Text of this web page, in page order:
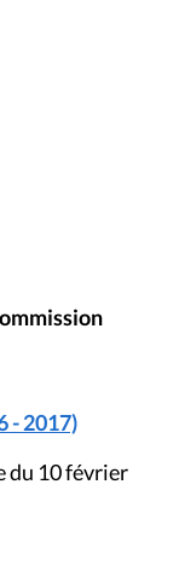
- 2017)
du 10 février